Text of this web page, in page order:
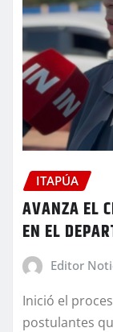
ITAPÚA
AVANZA EL
EN EL
Editor
Inició el
postulantes